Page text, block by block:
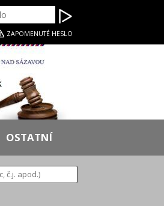
ZAPOMENUTÉ HESLO
OSTATNÍ